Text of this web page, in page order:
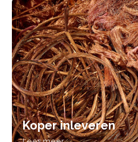
Koper inleveren